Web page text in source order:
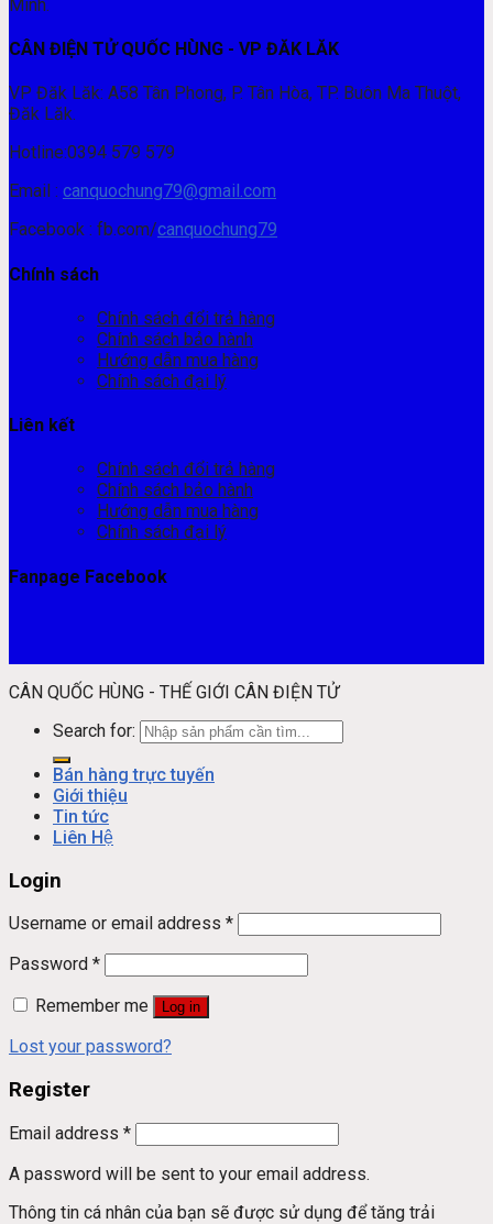
Minh.
CÂN ĐIỆN TỬ QUỐC HÙNG - VP ĐĂK LĂK
VP Đăk Lăk: A58 Tân Phong, P. Tân Hòa, TP. Buôn Ma Thuột,
Đăk Lăk.
Hotline:0394 579 579
Email : canquochung79@gmail.com
Facebook : fb.com/canquochung79
Chính sách
Chính sách đổi trả hàng
Chính sách bảo hành
Hướng dẫn mua hàng
Chính sách đại lý
Liên kết
Chính sách đổi trả hàng
Chính sách bảo hành
Hướng dẫn mua hàng
Chính sách đại lý
Fanpage Facebook
CÂN QUỐC HÙNG - THẾ GIỚI CÂN ĐIỆN TỬ
Search for:
Bán hàng trực tuyến
Giới thiệu
Tin tức
Liên Hệ
Login
Username or email address *
Password *
Remember me
Log in
Lost your password?
Register
Email address *
A password will be sent to your email address.
Thông tin cá nhân của bạn sẽ được sử dụng để tăng trải